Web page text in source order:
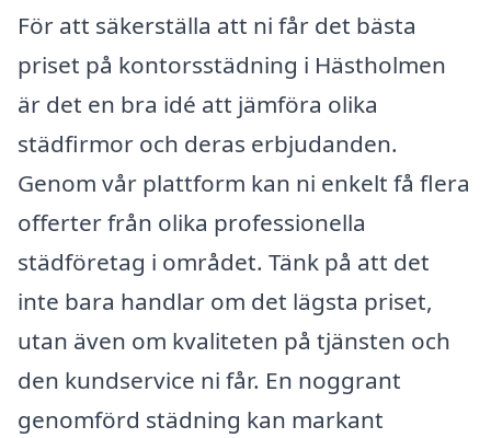
För att säkerställa att ni får det bästa
priset på kontorsstädning i Hästholmen
är det en bra idé att jämföra olika
städfirmor och deras erbjudanden.
Genom vår plattform kan ni enkelt få flera
offerter från olika professionella
städföretag i området. Tänk på att det
inte bara handlar om det lägsta priset,
utan även om kvaliteten på tjänsten och
den kundservice ni får. En noggrant
genomförd städning kan markant